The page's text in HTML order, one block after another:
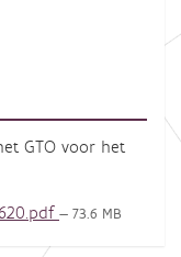
GTO voor het
— 73.6 MB